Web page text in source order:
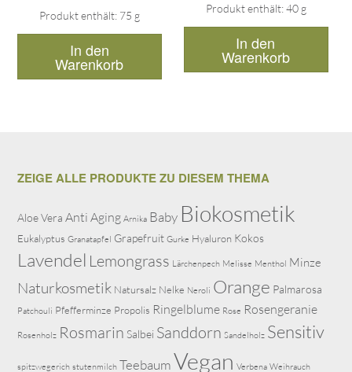
Produkt enthält: 75 g
In den
Warenkorb
Produkt enthält: 40 g
In den
Warenkorb
ZEIGE ALLE PRODUKTE ZU DIESEM THEMA
Aloe Vera Anti Aging Arnika Baby Biokosmetik
Eukalyptus Granatapfel Grapefruit Gurke Hyaluron Kokos
Lavendel Lemongrass Lärchenpech Melisse Menthol Minze
Naturkosmetik Natursalz Nelke Neroli Orange Palmarosa
Patchouli Pfefferminze Propolis Ringelblume Rose Rosengeranie
Rosenholz Rosmarin Salbei Sanddorn Sandelholz Sensitiv
spitzwegerich stutenmilch TeebaumVegan Verbena Weihrauch